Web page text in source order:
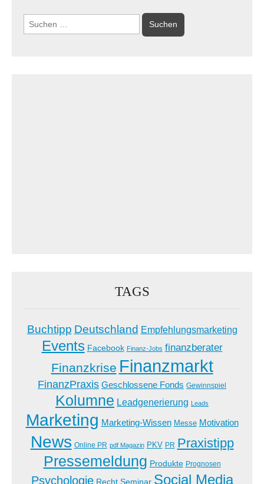
Suchen
nach:
TAGS
Buchtipp Deutschland Empfehlungsmarketing
Events Facebook Finanz-Jobs finanzberater
Finanzkrise Finanzmarkt
FinanzPraxis Geschlossene Fonds Gewinnspiel
Kolumne Leadgenerierung Leads
Marketing Marketing-Wissen Messe Motivation
News Online PR pdf Magazin PKV PR Praxistipp
Pressemeldung Produkte Prognosen
Psychologie Recht Seminar Social Media